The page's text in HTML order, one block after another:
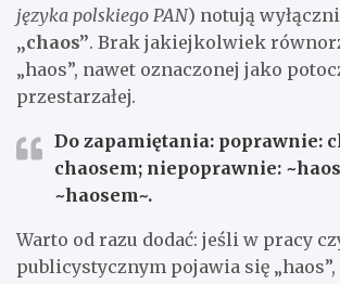
języka polskiego PAN) notują
„chaos”. Brak jakiejkolwiek
„haos”, nawet oznaczonej jako
przestarzałej.
Do zapamiętania: poprawnie:
chaosem; niepoprawnie:
~haosem~.
Warto od razu dodać: jeśli w pracy
publicystycznym pojawia się